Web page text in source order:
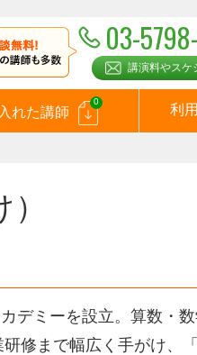
03-
講演料やスケ
れた講師
0
利
デミーを設立。算数・
修まで幅広く手がけ、